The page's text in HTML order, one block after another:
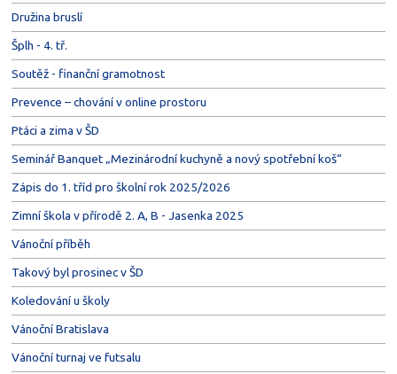
Družina bruslí
Šplh - 4. tř.
Soutěž - finanční gramotnost
Prevence – chování v online prostoru
Ptáci a zima v ŠD
Seminář Banquet „Mezinárodní kuchyně a nový spotřební koš“
Zápis do 1. tříd pro školní rok 2025/2026
Zimní škola v přírodě 2. A, B - Jasenka 2025
Vánoční příběh
Takový byl prosinec v ŠD
Koledování u školy
Vánoční Bratislava
Vánoční turnaj ve futsalu